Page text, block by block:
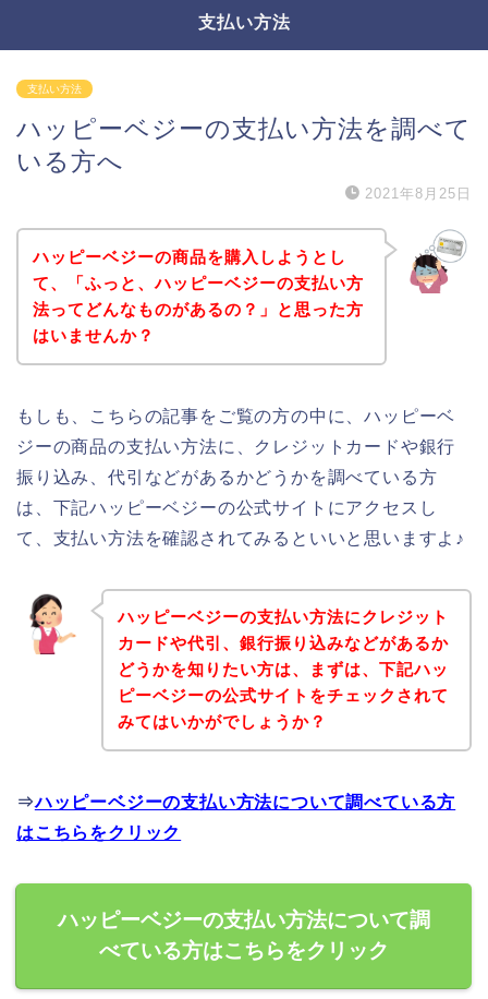
支払い方法
支払い方法
ハッピーベジーの支払い方法を調べて
いる方へ
2021年8月25日
ハッピーベジーの商品を購入しようとし
て、「ふっと、ハッピーベジーの支払い方
法ってどんなものがあるの？」と思った方
はいませんか？
もしも、こちらの記事をご覧の方の中に、ハッピーベ
ジーの商品の支払い方法に、クレジットカードや銀行
振り込み、代引などがあるかどうかを調べている方
は、下記ハッピーベジーの公式サイトにアクセスし
て、支払い方法を確認されてみるといいと思いますよ♪
ハッピーベジーの支払い方法にクレジット
カードや代引、銀行振り込みなどがあるか
どうかを知りたい方は、まずは、下記ハッ
ピーベジーの公式サイトをチェックされて
みてはいかがでしょうか？
⇒ハッピーベジーの支払い方法について調べている方
はこちらをクリック
ハッピーベジーの支払い方法について調
べている方はこちらをクリック